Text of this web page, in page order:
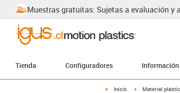
Muestras gratuitas: Sujetas a evaluación y
Tienda Configuradores
igus-icon-arrow-right
Inicio igus-icon-arrow-
Material